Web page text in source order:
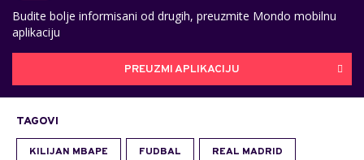
Budite bolje informisani od drugih, preuzmite Mondo mobilnu
aplikaciju
PREUZMI APLIKACIJU
TAGOVI
KILIJAN MBAPE FUDBAL REAL MADRID